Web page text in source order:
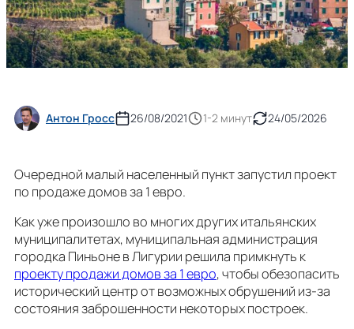
Антон Гросс 26/08/2021 1-2 минут 24/05/2026
Очередной малый населенный пункт запустил проект
по продаже домов за 1 евро.
Как уже произошло во многих других итальянских
муниципалитетах, муниципальная администрация
городка Пиньоне в Лигурии решила примкнуть к
проекту продажи домов за 1 евро, чтобы обезопасить
исторический центр от возможных обрушений из-за
состояния заброшенности некоторых построек.